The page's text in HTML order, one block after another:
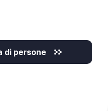
di persone